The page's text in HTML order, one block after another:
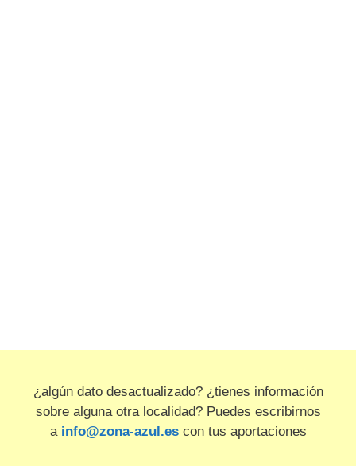
¿algún dato desactualizado? ¿tienes información
sobre alguna otra localidad? Puedes escribirnos
a info@zona-azul.escon tus aportaciones